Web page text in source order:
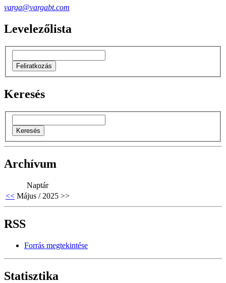
varga@vargabt.com
Levelezőlista
Keresés
Archívum
Naptár
<< Május / 2025 >>
RSS
Forrás megtekintése
Statisztika